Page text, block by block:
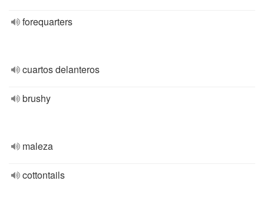
forequarters
cuartos delanteros
brushy
maleza
cottontails